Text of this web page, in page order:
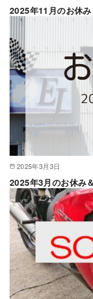
2025年11月のお休
2025年3月3日
2025年3月のお休み